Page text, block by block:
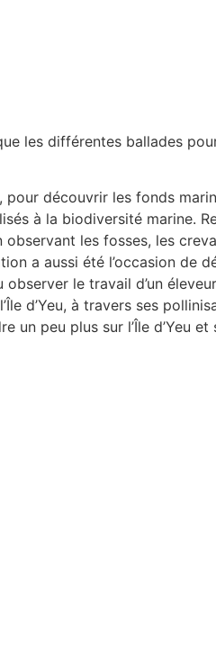
les différentes ballades
découvrir les fonds
à la biodiversité marine.
les fosses, les
a aussi été l’occasion
le travail d’un
d’Yeu, à travers ses
peu plus sur l’Île d’Yeu